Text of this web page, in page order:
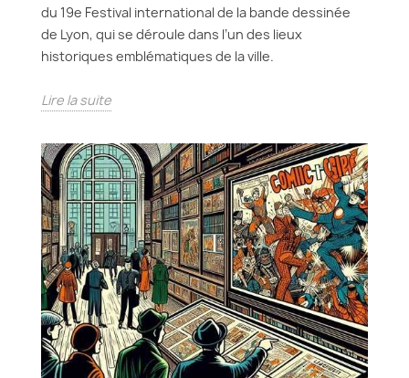
du 19e Festival international de la bande dessinée
de Lyon, qui se déroule dans l’un des lieux
historiques emblématiques de la ville.
Lire la suite